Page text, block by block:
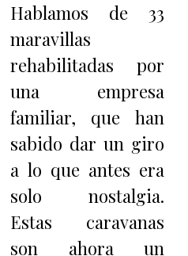
Hablamos de 33
maravillas
rehabilitadas por
una empresa
familiar, que han
sabido dar un giro
a lo que antes era
solo nostalgia.
Estas caravanas
son ahora un